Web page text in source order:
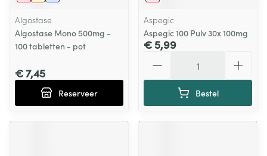
Algostase
Algostase Mono 500mg -
100 tabletten - pot
€ 7,45
Reserveer
Aspegic
Aspegic 100 Pulv 30x 100mg
€ 5,99
Bestel